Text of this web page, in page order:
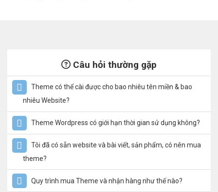
Câu hỏi thường gặp
Theme có thể cài được cho bao nhiêu tên miền & bao
nhiêu Website?
Theme Wordpress có giới hạn thời gian sử dụng không?
Tôi đã có sẵn website và bài viết, sản phẩm, có nên mua
theme?
Quy trình mua Theme và nhận hàng như thế nào?